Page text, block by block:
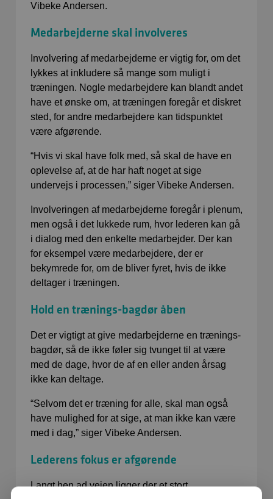
Vibeke Andersen.
Medarbejderne skal involveres
Involvering af medarbejderne er vigtig for, om det
lykkes at inkludere så mange som muligt i
træningen. Nogle medarbejdere kan blandt andet
have et ønske om, at træningen foregår et diskret
sted, for andre medarbejdere kan tidspunktet
være afgørende.
“Hvis vi skal have folk med, så skal de have en
oplevelse af, at de har haft noget at sige
undervejs i processen,” siger Vibeke Andersen.
Involveringen af medarbejderne foregår i plenum,
men også i det lukkede rum, hvor lederen kan gå
i dialog med den enkelte medarbejder. Der kan
for eksempel være medarbejdere, der er
bekymrede for, om de bliver fyret, hvis de ikke
deltager i træningen.
Hold en trænings-bagdør åben
Det er vigtigt at give medarbejderne en trænings-
bagdør, så de ikke føler sig tvunget til at være
med de dage, hvor de af en eller anden årsag
ikke kan deltage.
“Selvom det er træning for alle, skal man også
have mulighed for at sige, at man ikke kan være
med i dag,” siger Vibeke Andersen.
Lederens fokus er afgørende
Langt hen ad vejen ligger der et stort